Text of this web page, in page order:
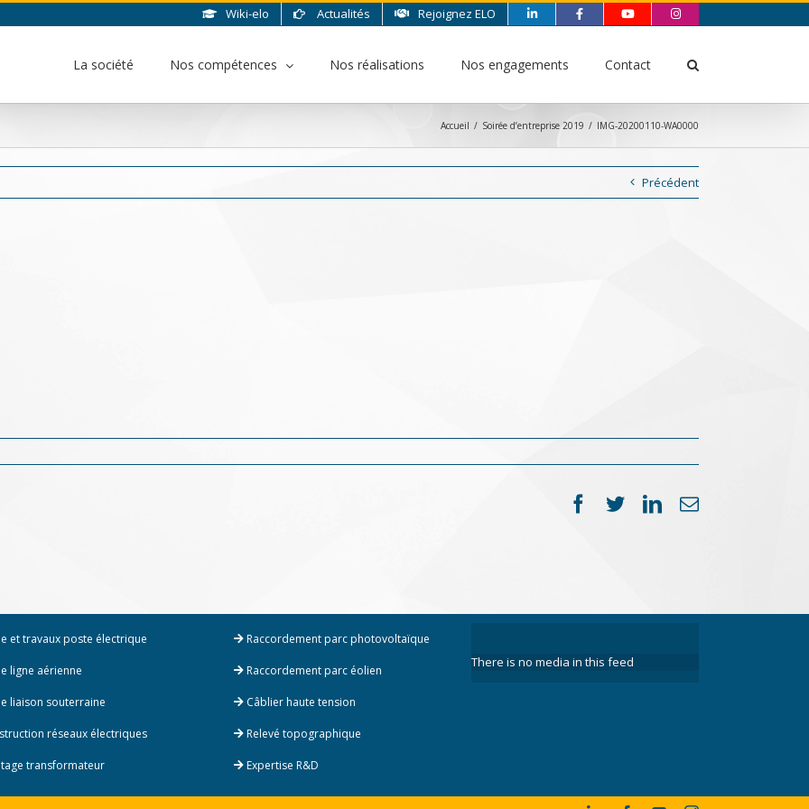
Wiki-elo Actualités Rejoignez ELO
La société Nos compétences Nos réalisations Nos engagements Contact
Accueil / Soirée d’entreprise 2019 / IMG-20200110-WA0000
Précédent
Facebook
TwitterLinkedIn
Email
et travaux poste électrique
ligne aérienne
liaison souterraine
réseaux électriques
transformateur
Raccordement parc photovoltaïque
Raccordement parc éolien
Câblier haute tension
Relevé topographique
Expertise R&D
There is no media in this feed